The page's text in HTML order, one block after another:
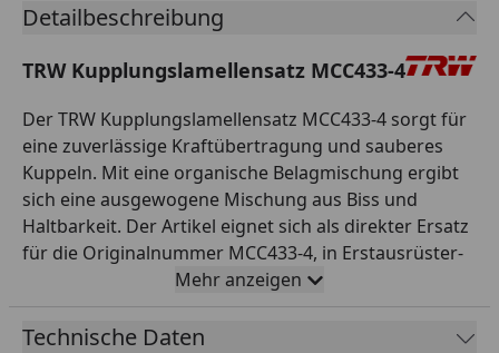
Detailbeschreibung
TRW Kupplungslamellensatz MCC433-4
Der TRW Kupplungslamellensatz MCC433-4 sorgt für
eine zuverlässige Kraftübertragung und sauberes
Kuppeln. Mit eine organische Belagmischung ergibt
sich eine ausgewogene Mischung aus Biss und
Haltbarkeit. Der Artikel eignet sich als direkter Ersatz
für die Originalnummer MCC433-4, in Erstausrüster-
Qualität und passt für die entsprechenden Modelle
laut TRW-Anwendungsliste. Als renommierter
Spezialist für Sicherheitsteile steht TRW für geprüfte
Mehr anzeigen
Technische Daten